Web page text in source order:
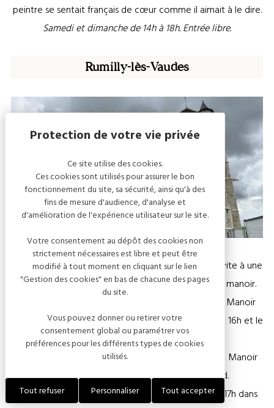
peintre se sentait français de cœur comme il aimait à le dire.
Samedi et dimanche de 14h à 18h. Entrée libre.
Rumilly-lès-Vaudes
L’Association Rumilly, histoire et patrimoine vous invite à une
balade au cœur du patrimoine : entre l’église et le manoir.
Visites commentées de l’église Saint-Martin et du Manoir
des Tourelles (départ de l’église) : le samedi à 14h et 16h et le
dimanche à 10h, 12h, 14h et 16h.
Un marché de l’artisanat et du terroir se tiendra au Manoir
des Tourelles de 10h à 18h tout le week-end.
Gérard Piccioli donnera un concert le dimanche à 17h dans
Ce site utilise des cookies.
Ces cookies sont utilisés pour assurer le bon
fonctionnement du site, sa sécurité, ainsi qu'à des
fins de mesure d'audience, d'analyse et
d'amélioration de l'expérience utilisateur sur le site.
Votre consentement au dépôt des cookies non
strictement nécessaires est libre et peut être
modifié à tout moment en cliquant sur le lien
"Gestion des cookies" en bas de chacune des pages
du site.
Vous pouvez donner ou retirer votre
consentement global ou paramétrer vos
préférences pour les différents types de cookies
utilisés.
Tout accepter
Tout refuser Personnaliser